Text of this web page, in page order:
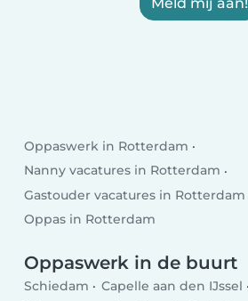
Oppaswerk in Rotterdam
Nanny vacatures in Rotterdam
Gastouder vacatures in Rotterdam
Oppas in Rotterdam
Oppaswerk in de buurt
Schiedam Capelle aan den IJssel